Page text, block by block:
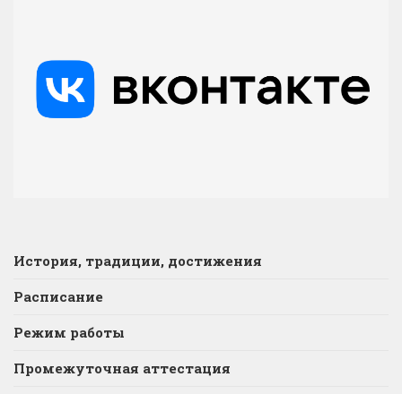
История, традиции, достижения
Расписание
Режим работы
Промежуточная аттестация